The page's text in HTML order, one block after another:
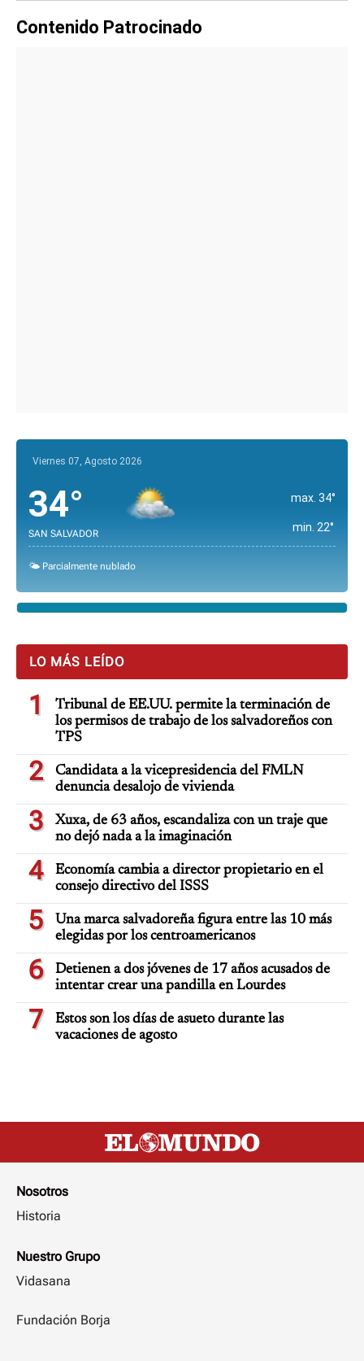
Contenido Patrocinado
Viernes 07, Agosto 2026
34°
SAN SALVADOR
max. 34°
min. 22°
🌤️ Parcialmente nublado
LO MÁS LEÍDO
1
Tribunal de EE.UU. permite la terminación de
los permisos de trabajo de los salvadoreños con
TPS
2
Candidata a la vicepresidencia del FMLN
denuncia desalojo de vivienda
3
Xuxa, de 63 años, escandaliza con un traje que
no dejó nada a la imaginación
4
Economía cambia a director propietario en el
consejo directivo del ISSS
5
Una marca salvadoreña figura entre las 10 más
elegidas por los centroamericanos
6
Detienen a dos jóvenes de 17 años acusados de
intentar crear una pandilla en Lourdes
7
Estos son los días de asueto durante las
vacaciones de agosto
Nosotros
Historia
Nuestro Grupo
Vidasana
Fundación Borja